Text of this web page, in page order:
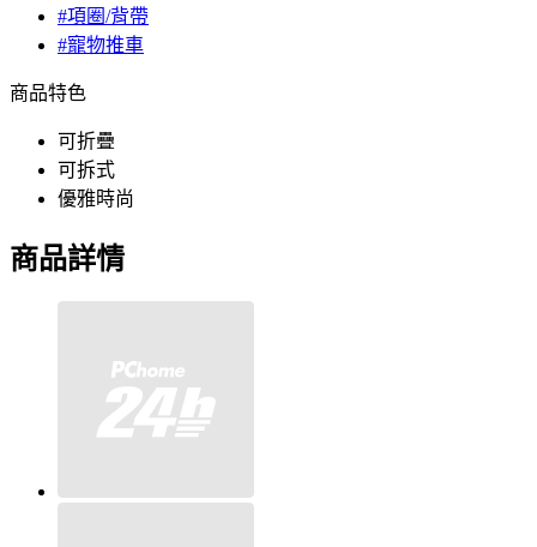
#項圈/背帶
#寵物推車
商品特色
可折疊
可拆式
優雅時尚
商品詳情